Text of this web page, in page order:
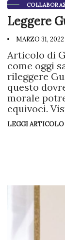
Leggere
MARZO 31, 2022
Articolo di
come oggi
rileggere
questo
morale
equivoci.
LEGGI ARTICOLO